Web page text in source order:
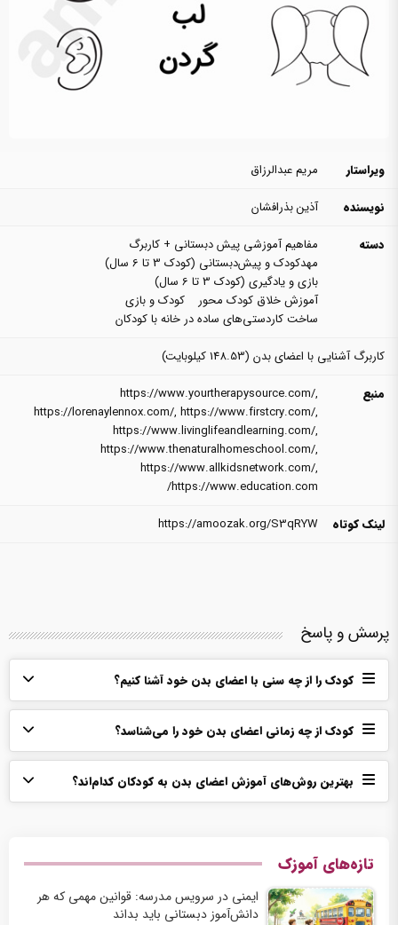
ویراستار
مریم عبدالرزاق
نویسنده
آذین بذرافشان
دسته
مفاهیم آموزشی پیش دبستانی + کاربرگ
مهدکودک و پیش‌دبستانی (کودک 3 تا 6 سال)
بازی و یادگیری (کودک 3 تا 6 سال)
آموزش خلاق کودک محور
کودک و بازی
ساخت کاردستی‌های ساده در خانه با کودکان
کاربرگ آشنایی با اعضای بدن (148.53 کیلوبایت)
منبع
https://www.yourtherapysource.com/,
https://lorenaylennox.com/, https://www.firstcry.com/,
https://www.livinglifeandlearning.com/,
https://www.thenaturalhomeschool.com/,
https://www.allkidsnetwork.com/,
https://www.education.com/
لینک کوتاه
https://amoozak.org/S3qRYW
پرسش و پاسخ
کودک را از چه سنی با اعضای بدن خود آشنا کنیم؟
کودک از چه زمانی اعضای بدن خود را می‌شناسد؟
بهترین روش‌های آموزش اعضای بدن به کودکان کدام‌اند؟
تازه‌های آموزک
ایمنی در سرویس مدرسه: قوانین مهمی که هر
دانش‌آموز دبستانی باید بداند